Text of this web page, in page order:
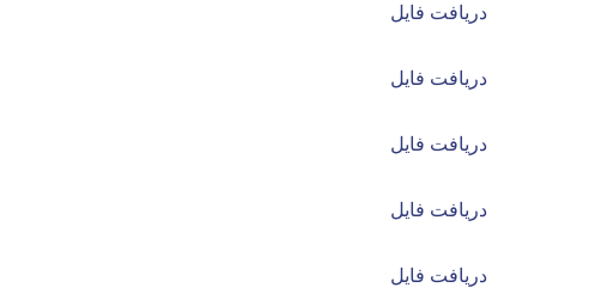
دریافت فایل
دریافت فایل
دریافت فایل
دریافت فایل
دریافت فایل